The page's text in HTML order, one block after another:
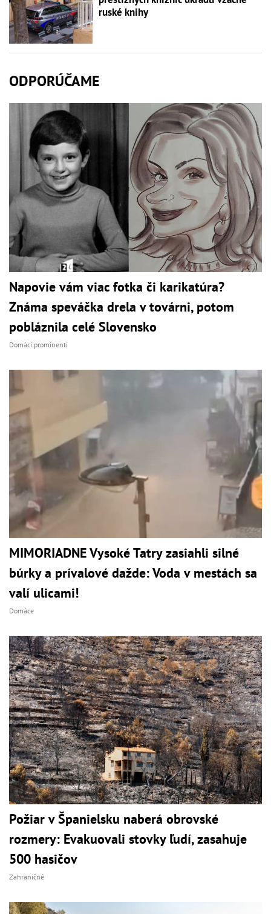
ruské knihy
ODPORÚČAME
Napovie vám viac fotka či karikatúra?
Známa speváčka drela v továrni, potom
pobláznila celé Slovensko
Domáci prominenti
MIMORIADNE Vysoké Tatry zasiahli silné
búrky a prívalové dažde: Voda v mestách sa
valí ulicami!
Domáce
Požiar v Španielsku naberá obrovské
rozmery: Evakuovali stovky ľudí, zasahuje
500 hasičov
Zahraničné